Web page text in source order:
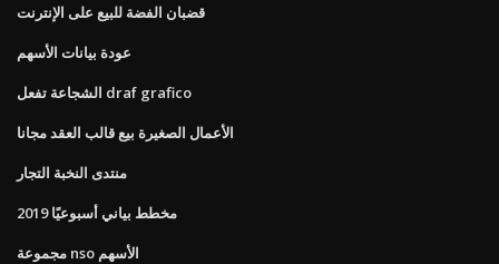
قضبان الفضة للبيع على الإنترنت
عودة بيانات الأسهم
الشجاعة تفعل draf grafico
الأعمال الصغيرة بيع قالب العقد مجانا
منتدى النخبة التجار
مخطط بياني أسبوعيًا 2019
مجموعة nso الأسهم